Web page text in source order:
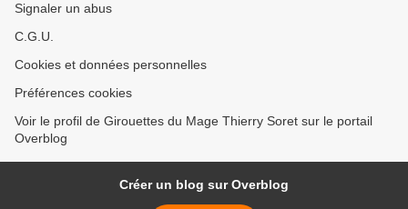
Signaler un abus
C.G.U.
Cookies et données personnelles
Préférences cookies
Voir le profil de Girouettes du Mage Thierry Soret sur le portail
Overblog
Créer un blog sur Overblog